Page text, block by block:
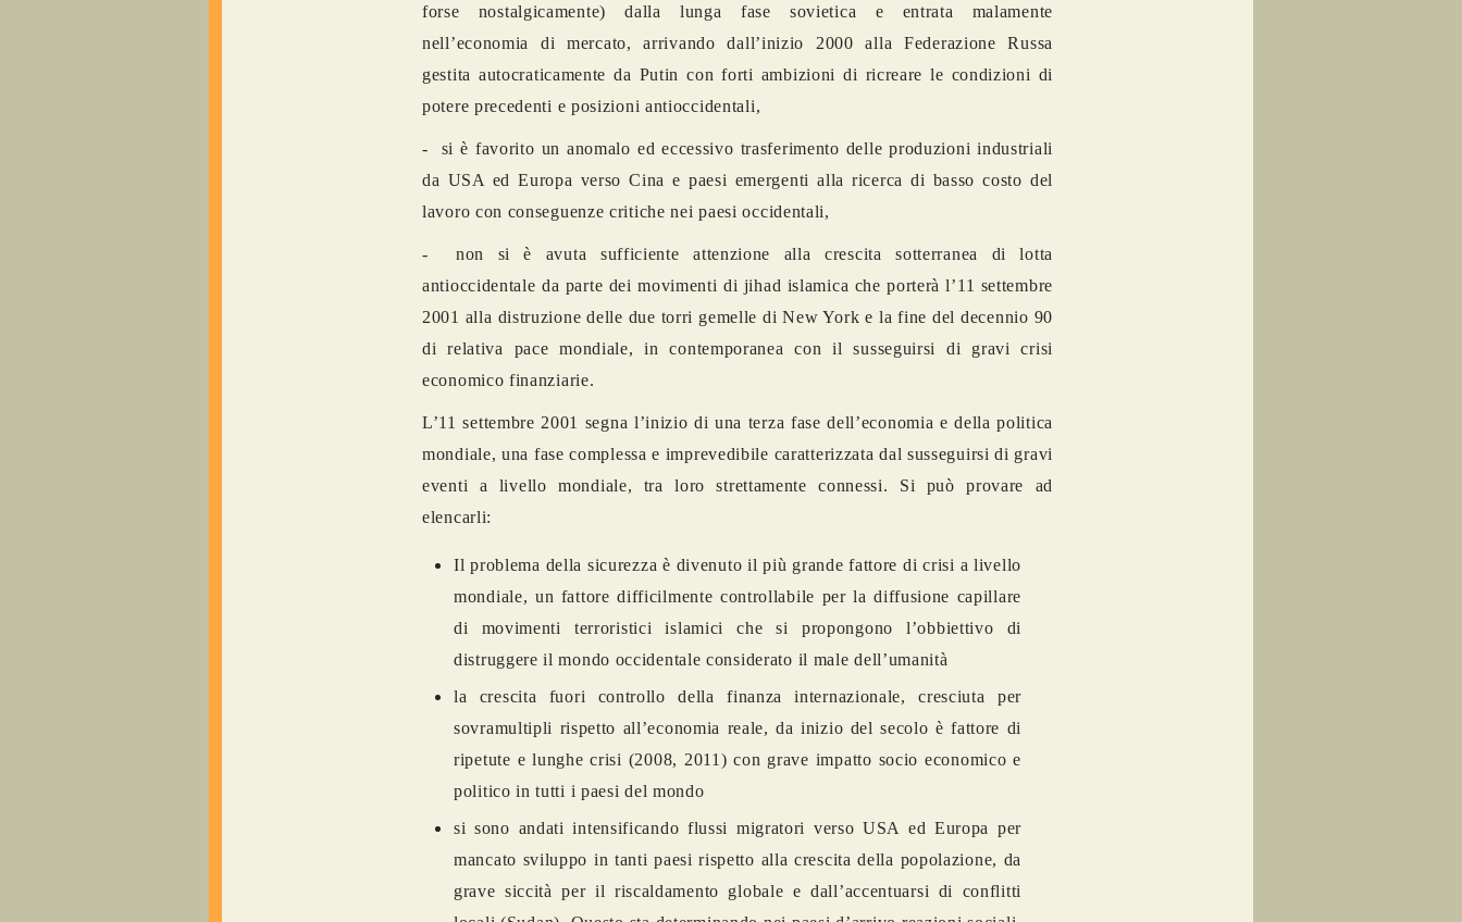
forse nostalgicamente) dalla lunga fase sovietica e entrata malamente
nell’economia di mercato, arrivando dall’inizio 2000 alla Federazione Russa
gestita autocraticamente da Putin con forti ambizioni di ricreare le condizioni di
potere precedenti e posizioni antioccidentali,
- si è favorito un anomalo ed eccessivo trasferimento delle produzioni industriali
da USA ed Europa verso Cina e paesi emergenti alla ricerca di basso costo del
lavoro con conseguenze critiche nei paesi occidentali,
- non si è avuta sufficiente attenzione alla crescita sotterranea di lotta
antioccidentale da parte dei movimenti di jihad islamica che porterà l’11 settembre
2001 alla distruzione delle due torri gemelle di New York e la fine del decennio 90
di relativa pace mondiale, in contemporanea con il susseguirsi di gravi crisi
economico finanziarie.
L’11 settembre 2001 segna l’inizio di una terza fase dell’economia e della politica
mondiale, una fase complessa e imprevedibile caratterizzata dal susseguirsi di gravi
eventi a livello mondiale, tra loro strettamente connessi. Si può provare ad
elencarli:
Il problema della sicurezza è divenuto il più grande fattore di crisi a livello
mondiale, un fattore difficilmente controllabile per la diffusione capillare
di movimenti terroristici islamici che si propongono l’obbiettivo di
distruggere il mondo occidentale considerato il male dell’umanità
la crescita fuori controllo della finanza internazionale, cresciuta per
sovramultipli rispetto all’economia reale, da inizio del secolo è fattore di
ripetute e lunghe crisi (2008, 2011) con grave impatto socio economico e
politico in tutti i paesi del mondo
si sono andati intensificando flussi migratori verso USA ed Europa per
mancato sviluppo in tanti paesi rispetto alla crescita della popolazione, da
grave siccità per il riscaldamento globale e dall’accentuarsi di conflitti